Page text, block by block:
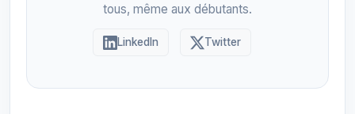
tous, même aux débutants.
LinkedIn Twitter